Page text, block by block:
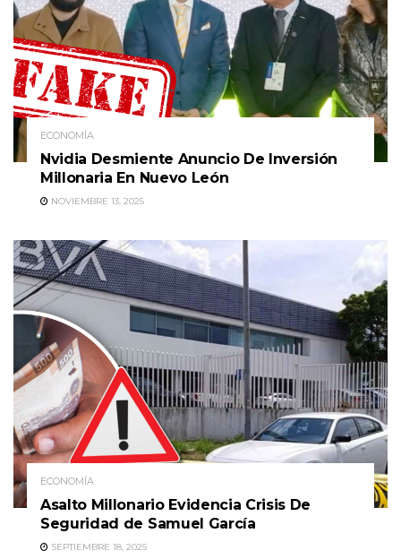
ECONOMÍA
Nvidia Desmiente Anuncio De Inversión
Millonaria En Nuevo León
NOVIEMBRE 13, 2025
ECONOMÍA
Asalto Millonario Evidencia Crisis De
Seguridad de Samuel García
SEPTIEMBRE 18, 2025